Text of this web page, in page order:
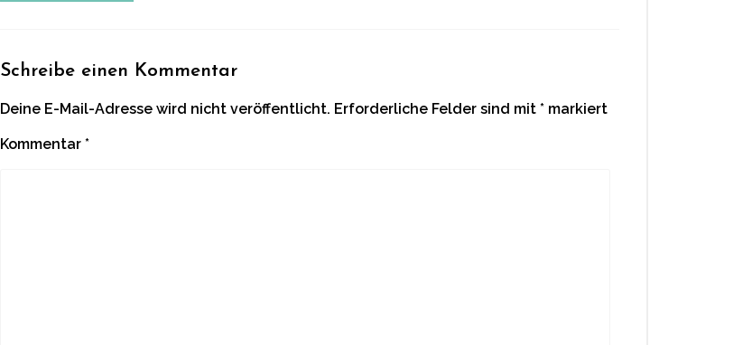
Schreibe einen Kommentar
Deine E-Mail-Adresse wird nicht veröffentlicht. Erforderliche Felder sind mit* markiert
Kommentar*